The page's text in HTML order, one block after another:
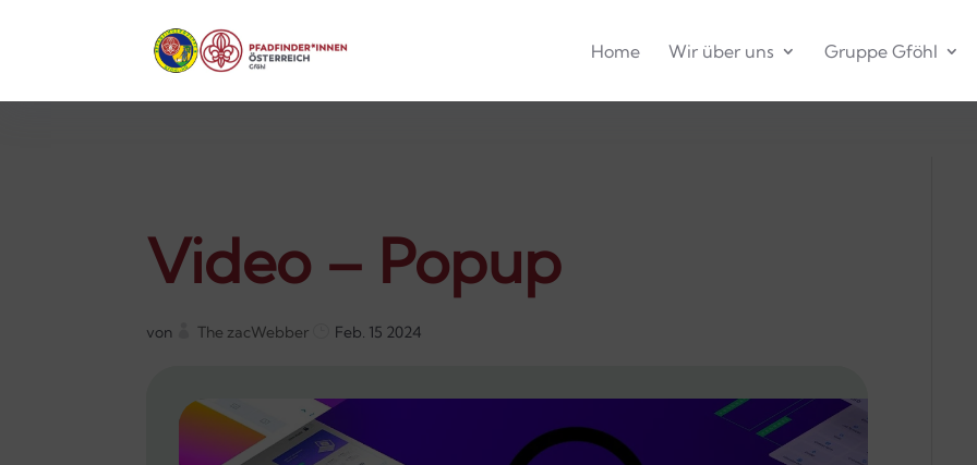
Home Wir über uns Gruppe Gföhl
Video – Popup
von The zacWebber Feb. 15 2024